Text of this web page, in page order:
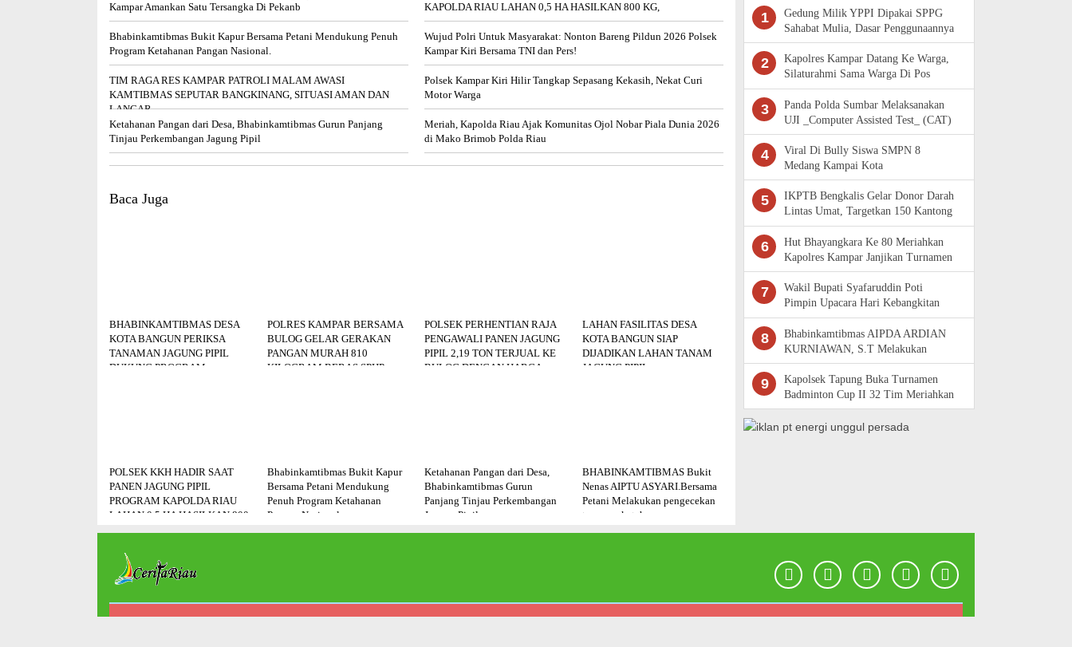
Kampar Amankan Satu Tersangka Di Pekanb
KAPOLDA RIAU LAHAN 0,5 HA HASILKAN 800 KG,
Bhabinkamtibmas Bukit Kapur Bersama Petani Mendukung Penuh
Program Ketahanan Pangan Nasional.
Wujud Polri Untuk Masyarakat: Nonton Bareng Pildun 2026 Polsek
Kampar Kiri Bersama TNI dan Pers!
TIM RAGA RES KAMPAR PATROLI MALAM AWASI
KAMTIBMAS SEPUTAR BANGKINANG, SITUASI AMAN DAN
LANCAR
Polsek Kampar Kiri Hilir Tangkap Sepasang Kekasih, Nekat Curi
Motor Warga
Ketahanan Pangan dari Desa, Bhabinkamtibmas Gurun Panjang
Tinjau Perkembangan Jagung Pipil
Meriah, Kapolda Riau Ajak Komunitas Ojol Nobar Piala Dunia 2026
di Mako Brimob Polda Riau
Baca Juga
BHABINKAMTIBMAS DESA
KOTA BANGUN PERIKSA
TANAMAN JAGUNG PIPIL
DUKUNG PROGRAM
POLRES KAMPAR BERSAMA
BULOG GELAR GERAKAN
PANGAN MURAH 810
KILOGRAM BERAS SPHP
POLSEK PERHENTIAN RAJA
PENGAWALI PANEN JAGUNG
PIPIL 2,19 TON TERJUAL KE
BULOG DENGAN HARGA
LAHAN FASILITAS DESA
KOTA BANGUN SIAP
DIJADIKAN LAHAN TANAM
JAGUNG PIPIL
POLSEK KKH HADIR SAAT
PANEN JAGUNG PIPIL
PROGRAM KAPOLDA RIAU
LAHAN 0,5 HA HASILKAN 800
Bhabinkamtibmas Bukit Kapur
Bersama Petani Mendukung
Penuh Program Ketahanan
Pangan Nasional.
Ketahanan Pangan dari Desa,
Bhabinkamtibmas Gurun
Panjang Tinjau Perkembangan
Jagung Pipil
BHABINKAMTIBMAS Bukit
Nenas AIPTU ASYARI.Bersama
Petani Melakukan pengecekan
tanaman ketahanan panga
1
Gedung Milik YPPI Dipakai SPPG
Sahabat Mulia, Dasar Penggunaannya
Belum Terungkap
2
Kapolres Kampar Datang Ke Warga,
Silaturahmi Sama Warga Di Pos
Satkamling
3
Panda Polda Sumbar Melaksanakan
UJI _Computer Assisted Test_ (CAT)
Komputer Penerimaan Bintara Polri
4
Viral Di Bully Siswa SMPN 8
Medang Kampai Kota
Dumai.Ternyata Bukan DiBully, tapi
perkelahian.
5
IKPTB Bengkalis Gelar Donor Darah
Lintas Umat, Targetkan 150 Kantong
Darah
6
Hut Bhayangkara Ke 80 Meriahkan
Kapolres Kampar Janjikan Turnamen
Baru Dengan Komposisi Tim Baru
7
Wakil Bupati Syafaruddin Poti
Pimpin Upacara Hari Kebangkitan
Nasional Ke -118 di Rokan Hulu
8
Bhabinkamtibmas AIPDA ARDIAN
KURNIAWAN, S.T Melakukan
Pengecekan Pekarangan Pangan
Bergizi
9
Kapolsek Tapung Buka Turnamen
Badminton Cup II 32 Tim Meriahkan
Hut Bhayangkara Ke80, Target Cari
Pe